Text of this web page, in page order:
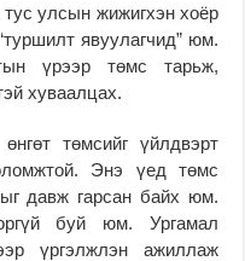
улсын жижигхэн хоёр
явуулагчид” юм.
үрээр төмс тарьж,
хуваалцах.
төмсийг үйлдвэрт
Энэ үед төмс
давж гарсан байх юм.
буй юм. Ургамал
үргэлжлэн ажиллаж